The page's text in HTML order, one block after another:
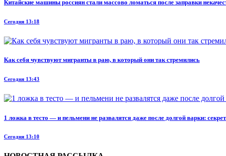
Китайские машины россиян стали массово ломаться после заправки
Сегодня 13:18
Как себя чувствуют мигранты в раю, в который они так стремились
Сегодня 13:43
1 ложка в тесто — и пельмени не развалятся даже после долгой варки:
Сегодня 13:10